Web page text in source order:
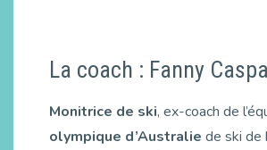
La coach : Fanny
Monitrice de ski, ex-coach de
olympique d’Australie de ski